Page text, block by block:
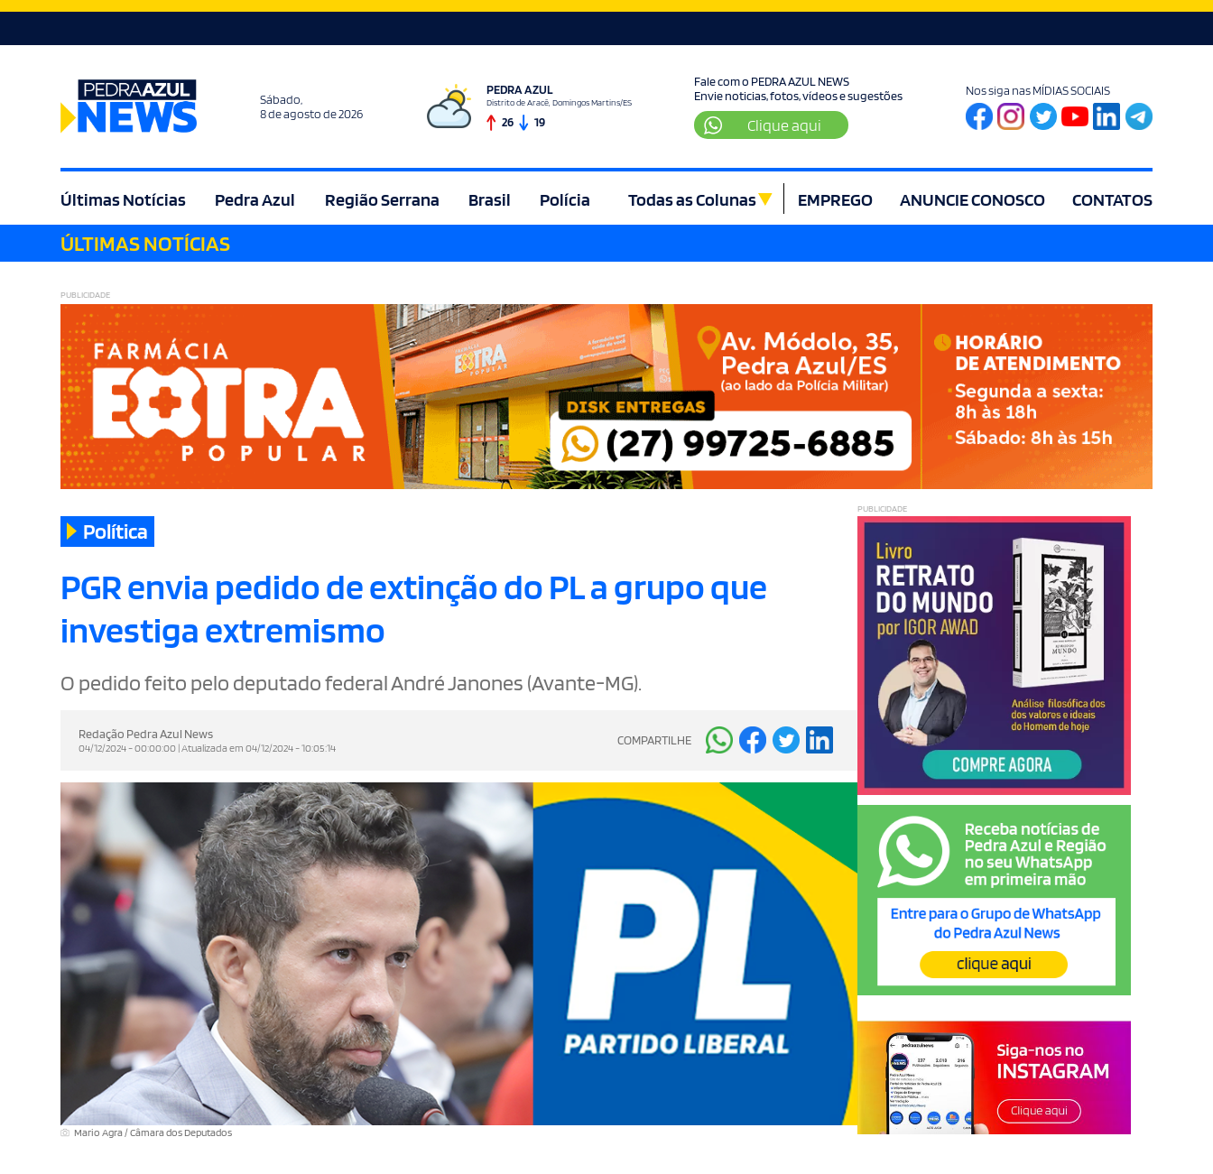
Sábado,
8 de agosto de 2026
PEDRA AZUL
Distrito de Aracê, Domingos Martins/ES
26 19
Fale com o PEDRA AZUL NEWS
Envie noticias, fotos, vídeos e sugestões
Clique aqui
Nos siga nas MÍDIAS SOCIAIS
Últimas Notícias Pedra Azul Região Serrana Brasil Polícia Todas as Colunas
Agricultura
EMPREGO ANUNCIE CONOSCO CONTATOS
ÚLTIMAS NOTÍCIAS
PUBLICIDADE
Política
PGR envia pedido de extinção do PL a grupo que
investiga extremismo
O pedido feito pelo deputado federal André Janones (Avante-MG).
Redação Pedra Azul News
04/12/2024 - 00:00:00 | Atualizada em 04/12/2024 - 10:05:14 COMPARTILHE
Mario Agra / Câmara dos Deputados
PUBLICIDADE